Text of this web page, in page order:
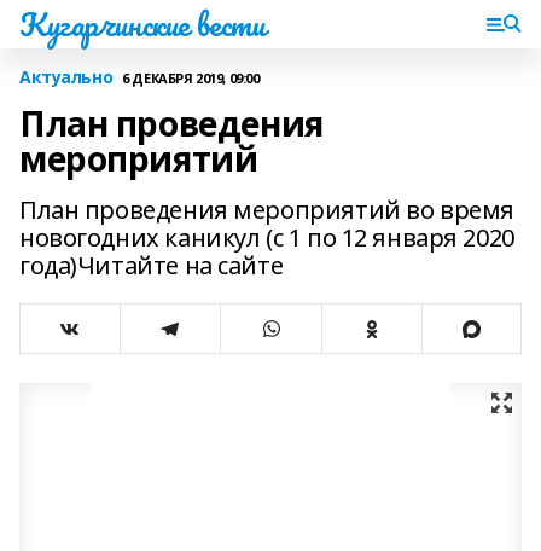
Кугарчинские вести
Актуально 6 ДЕКАБРЯ 2019, 09:00
План проведения
мероприятий
План проведения мероприятий во время
новогодних каникул (с 1 по 12 января 2020
года)Читайте на сайте